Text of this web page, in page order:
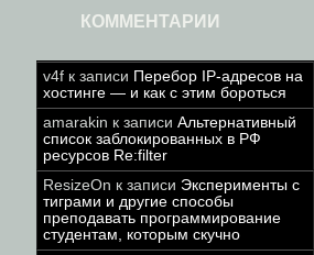
КОММЕНТАРИИ
v4f к записи Перебор IP-адресов на
хостинге — и как с этим бороться
amarakin к записи Альтернативный
список заблокированных в РФ
ресурсов Re:filter
ResizeOn к записи Эксперименты с
тиграми и другие способы
преподавать программирование
студентам, которым скучно